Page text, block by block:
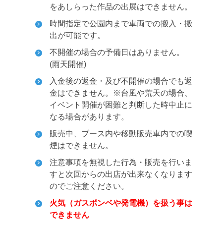
をあしらった作品の出展はできません。
時間指定で公園内まで車両での搬入・搬
出が可能です。
不開催の場合の予備日はありません。
(雨天開催)
入金後の返金・及び不開催の場合でも返
金はできません。
※台風や荒天の場合、
イベント開催が困難と判断した時中止に
なる場合があります。
販売中、ブース内や移動販売車内での喫
煙はできません。
注意事項を無視した行為・販売を行いま
すと次回からの出店が出来なくなります
のでご注意ください。
火気（ガスボンベや発電機）を扱う事は
できません